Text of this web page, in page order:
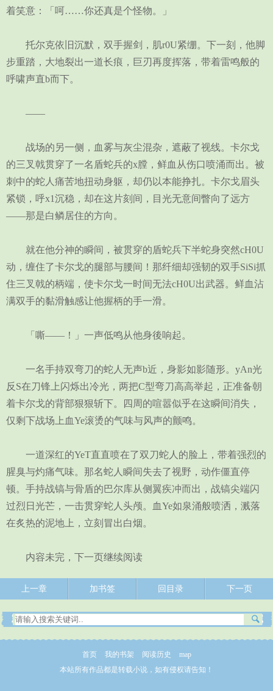
着笑意：「呵……你还真是个怪物。」
托尔克依旧沉默，双手握剑，肌r0U紧绷。下一刻，他脚
步重踏，大地裂出一道长痕，巨刃再度挥落，带着雷鸣般的
呼啸声直b而下。
——
战场的另一侧，血雾与灰尘混杂，遮蔽了视线。卡尔戈
的三叉戟贯穿了一名盾蛇兵的x膛，鲜血从伤口喷涌而出。被
刺中的蛇人痛苦地扭动身躯，却仍以本能挣扎。卡尔戈眉头
紧锁，呼x1沉稳，却在这片刻间，目光无意间瞥向了远方
——那是白鳞居住的方向。
就在他分神的瞬间，被贯穿的盾蛇兵下半蛇身突然cH0U
动，缠住了卡尔戈的腿部与腰间！那纤细却强韧的双手SiSi抓
住三叉戟的柄端，使卡尔戈一时间无法cH0U出武器。鲜血沾
满双手的黏滑触感让他握柄的手一滑。
「嘶——！」一声低鸣从他身後响起。
一名手持双弯刀的蛇人无声b近，身影如影随形。yAn光
反S在刀锋上闪烁出冷光，两把C型弯刀高高举起，正准备朝
着卡尔戈的背部狠狠斩下。四周的喧嚣似乎在这瞬间消失，
仅剩下战场上血Ye滚烫的气味与风声的颤鸣。
一道深红的YeT直直喷在了双刀蛇人的脸上，带着强烈的
腥臭与灼痛气味。那名蛇人瞬间失去了视野，动作僵直停
顿。手持战镐与骨盾的巴尔库从侧翼疾冲而出，战镐尖端闪
过烈日光芒，一击贯穿蛇人头颅。血Ye如泉涌般喷洒，溅落
在炙热的泥地上，立刻冒出白烟。
内容未完，下一页继续阅读
上一章 加书签 回目录 下一页
首页 我的书架 阅读历史
map
本站所有作品都是转载小说，如有侵权请告知！